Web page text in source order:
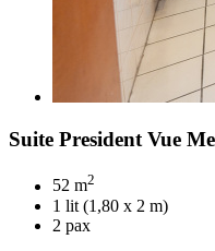
Suite President Vue
52 m2
1 lit (1,80 x 2 m)
2 pax